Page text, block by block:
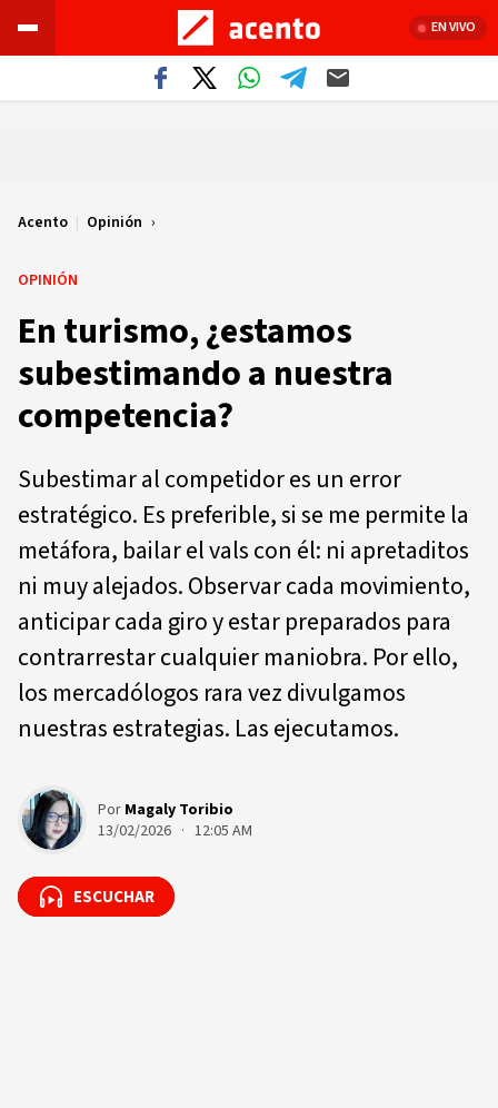
EN VIVO
Acento | Opinión
OPINIÓN
En turismo, ¿estamos
subestimando a nuestra
competencia?
Subestimar al competidor es un error
estratégico. Es preferible, si se me permite la
metáfora, bailar el vals con él: ni apretaditos
ni muy alejados. Observar cada movimiento,
anticipar cada giro y estar preparados para
contrarrestar cualquier maniobra. Por ello,
los mercadólogos rara vez divulgamos
nuestras estrategias. Las ejecutamos.
Por Magaly Toribio
13/02/2026 · 12:05 AM
ESCUCHAR
ESCUCHAR